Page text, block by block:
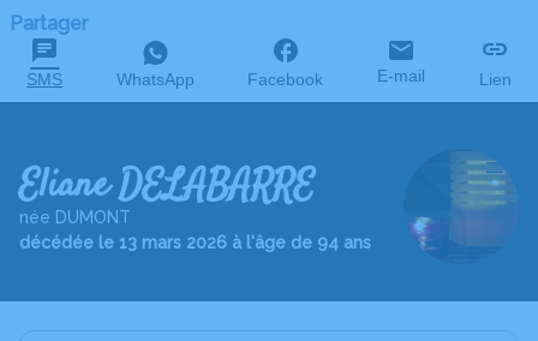
Partager
SMS WhatsApp Facebook E-mail Lien
Eliane DELABARRE
née DUMONT
décédée le 13 mars 2026 à l'âge de 94 ans